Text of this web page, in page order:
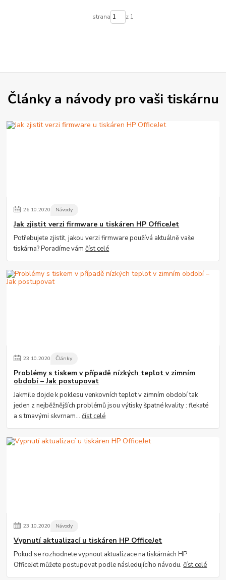
strana z 1
Články a návody pro vaši tiskárnu
26.10.2020 Návody
Jak zjistit verzi firmware u tiskáren HP OfficeJet
Potřebujete zjistit, jakou verzi firmware používá aktuálně vaše
tiskárna? Poradíme vámčíst celé
23.10.2020 Články
Problémy s tiskem v případě nízkých teplot v zimním
období – Jak postupovat
Jakmile dojde k poklesu venkovních teplot v zimním období tak
jeden z nejběžnějších problémů jsou výtisky špatné kvality : flekaté
a s tmavými skvrnam...číst celé
23.10.2020 Návody
Vypnutí aktualizací u tiskáren HP OfficeJet
Pokud se rozhodnete vypnout aktualizace na tiskárnách HP
OfficeJet můžete postupovat podle následujícího návodu.číst celé